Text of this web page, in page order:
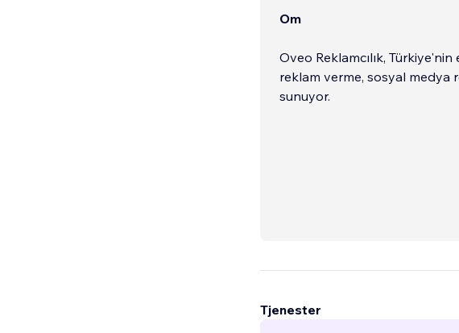
Om
Oveo Reklamcılık,
reklam verme, sosyal medya
sunuyor.
Tjenester